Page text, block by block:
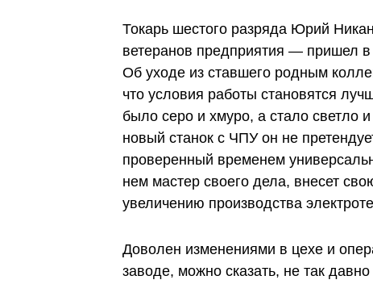
Токарь шестого разряда Юрий
ветеранов предприятия — пришел в
Об уходе из ставшего родным
что условия работы становятся
было серо и хмуро, а стало светло
новый станок с ЧПУ он не
проверенный временем
нем мастер своего дела, внесет
увеличению производства
Доволен изменениями в цехе и
заводе, можно сказать, не так